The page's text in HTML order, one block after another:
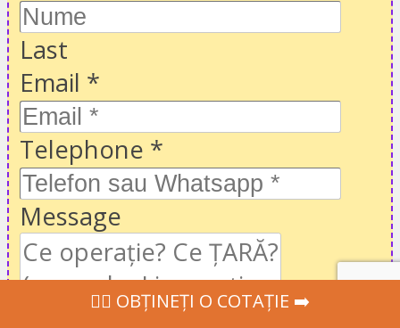
Last
Email *
Telephone *
Message
‍👩‍⚕ OBȚINEȚI O COTAȚIE ➡️